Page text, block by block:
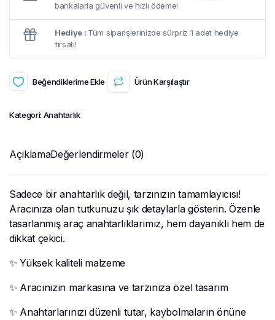
bankalarla güvenli ve hızlı ödeme!
Hediye : Tüm siparişlerinizde sürpriz 1 adet hediye
fırsatı!
Beğendiklerime Ekle Ürün Karşılaştır
Kategori: Anahtarlık
AçıklamaDeğerlendirmeler (0)
Sadece bir anahtarlık değil, tarzınızın tamamlayıcısı!
Aracınıza olan tutkunuzu şık detaylarla gösterin. Özenle
tasarlanmış araç anahtarlıklarımız, hem dayanıklı hem de
dikkat çekici.
✨ Yüksek kaliteli malzeme
✨ Aracınızın markasına ve tarzınıza özel tasarım
✨ Anahtarlarınızı düzenli tutar, kaybolmaların önüne